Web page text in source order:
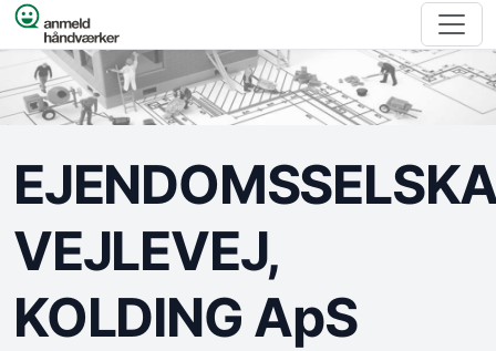
Spring til indhold
VEJLEVEJ,
KOLDING ApS